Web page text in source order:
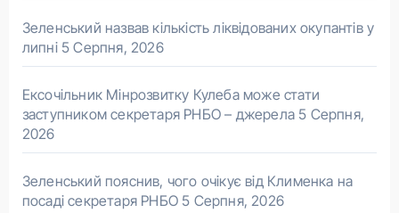
Зеленський назвав кількість ліквідованих окупантів у
липні 5 Серпня, 2026
Ексочільник Мінрозвитку Кулеба може стати
заступником секретаря РНБО – джерела 5 Серпня,
2026
Зеленський пояснив, чого очікує від Клименка на
посаді секретаря РНБО 5 Серпня, 2026